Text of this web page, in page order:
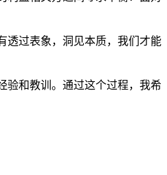
透过表象，洞见本质，我们才能
验和教训。通过这个过程，我希